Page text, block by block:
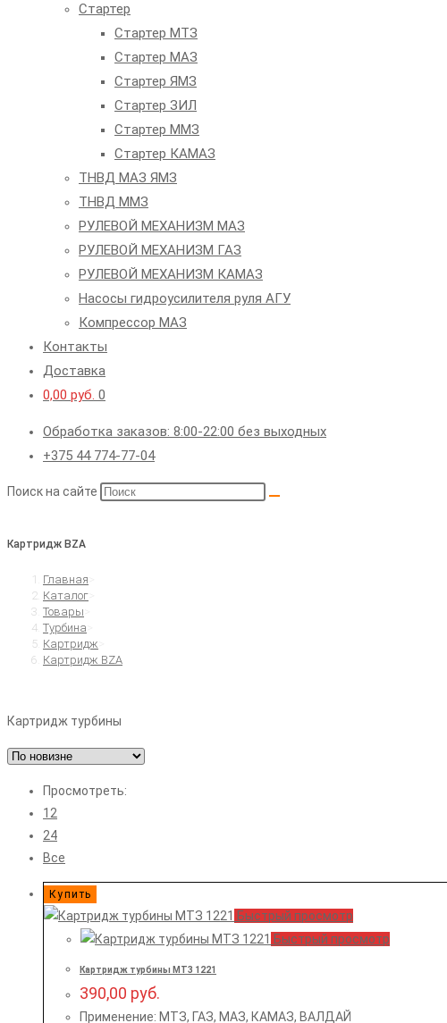
Стартер
Стартер МТЗ
Стартер МАЗ
Стартер ЯМЗ
Стартер ЗИЛ
Стартер ММЗ
Стартер КАМАЗ
ТНВД МАЗ ЯМЗ
ТНВД ММЗ
РУЛЕВОЙ МЕХАНИЗМ МАЗ
РУЛЕВОЙ МЕХАНИЗМ ГАЗ
РУЛЕВОЙ МЕХАНИЗМ КАМАЗ
Насосы гидроусилителя руля АГУ
Компрессор МАЗ
Контакты
Доставка
0,00 руб. 0
Обработка заказов: 8:00-22:00 без выходных
+375 44 774-77-04
Поиск на сайте
Картридж BZA
Главная
Каталог
Товары
Турбина
Картридж
Картридж BZA
Картридж турбины
Просмотреть:
12
24
Все
Купить
Быстрый просмотр
Быстрый просмотр
Картридж турбины МТЗ 1221
390,00 руб.
Применение: МТЗ, ГАЗ, МАЗ, КАМАЗ, ВАЛДАЙ